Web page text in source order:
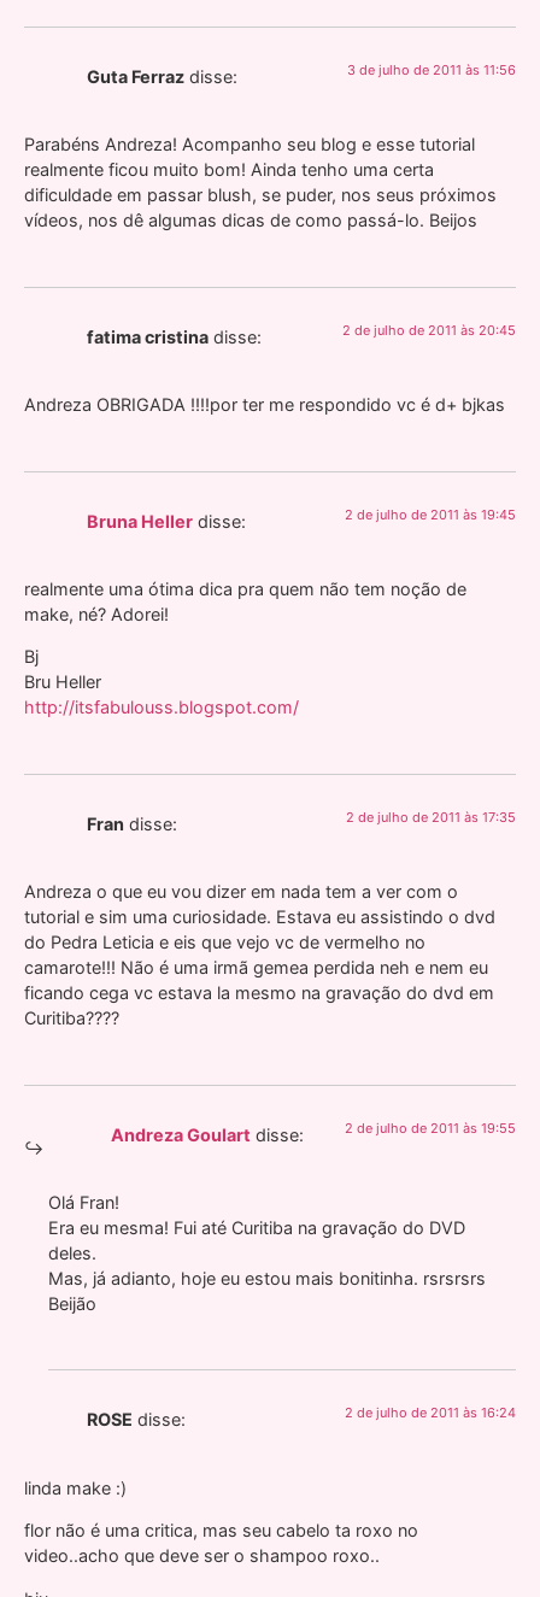
Guta Ferraz disse: 3 de julho de 2011 às 11:56
Parabéns Andreza! Acompanho seu blog e esse tutorial
realmente ficou muito bom! Ainda tenho uma certa
dificuldade em passar blush, se puder, nos seus próximos
vídeos, nos dê algumas dicas de como passá-lo. Beijos
fatima cristina disse: 2 de julho de 2011 às 20:45
Andreza OBRIGADA !!!!por ter me respondido vc é d+ bjkas
Bruna Heller disse: 2 de julho de 2011 às 19:45
realmente uma ótima dica pra quem não tem noção de
make, né? Adorei!
Bj
Bru Heller
http://itsfabulouss.blogspot.com/
Fran disse: 2 de julho de 2011 às 17:35
Andreza o que eu vou dizer em nada tem a ver com o
tutorial e sim uma curiosidade. Estava eu assistindo o dvd
do Pedra Leticia e eis que vejo vc de vermelho no
camarote!!! Não é uma irmã gemea perdida neh e nem eu
ficando cega vc estava la mesmo na gravação do dvd em
Curitiba????
Andreza Goulart disse: 2 de julho de 2011 às 19:55
Olá Fran!
Era eu mesma! Fui até Curitiba na gravação do DVD
deles.
Mas, já adianto, hoje eu estou mais bonitinha. rsrsrsrs
Beijão
ROSE disse: 2 de julho de 2011 às 16:24
linda make :)
flor não é uma critica, mas seu cabelo ta roxo no
video..acho que deve ser o shampoo roxo..